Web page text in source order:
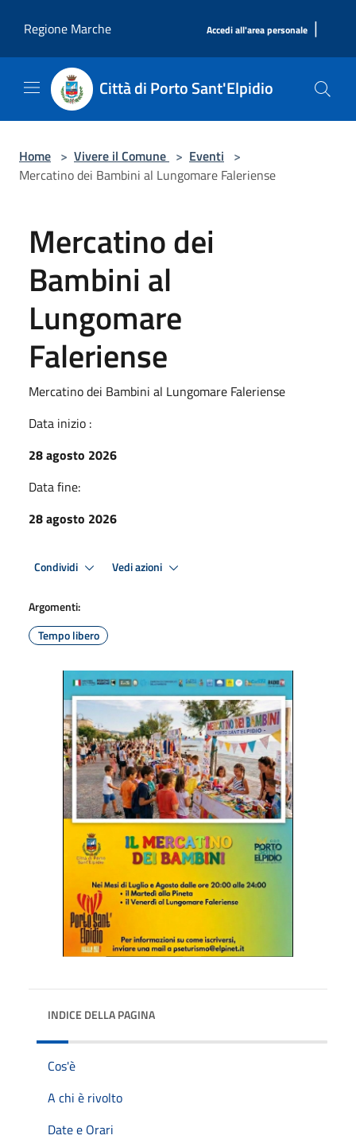
Regione Marche
Accedi all'area personale |
Città di Porto Sant'Elpidio
Home > Vivere il Comune > Eventi >
Mercatino dei Bambini al Lungomare Faleriense
Mercatino dei
Bambini al
Lungomare
Faleriense
Mercatino dei Bambini al Lungomare Faleriense
Data inizio :
28 agosto 2026
Data fine:
28 agosto 2026
Condividi Vedi azioni
Argomenti:
Tempo libero
INDICE DELLA PAGINA
Cos'è
A chi è rivolto
Date e Orari